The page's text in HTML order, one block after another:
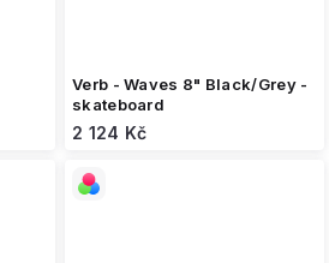
Verb - Waves 8" Black/Grey -
skateboard
2 124 Kč